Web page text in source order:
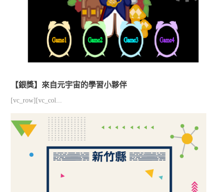
【銀獎】來自元宇宙的學習小夥伴
[vc_row][vc_col...